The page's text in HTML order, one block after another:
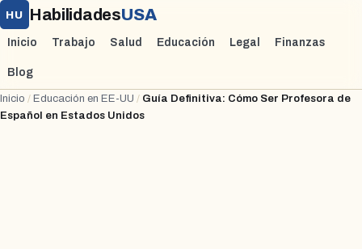
HU HabilidadesUSA
Inicio Trabajo Salud Educación Legal Finanzas
Blog
Inicio / Educación en EE-UU / Guía Definitiva: Cómo Ser Profesora de
Español en Estados Unidos